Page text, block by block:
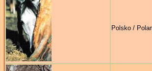
Polsko /